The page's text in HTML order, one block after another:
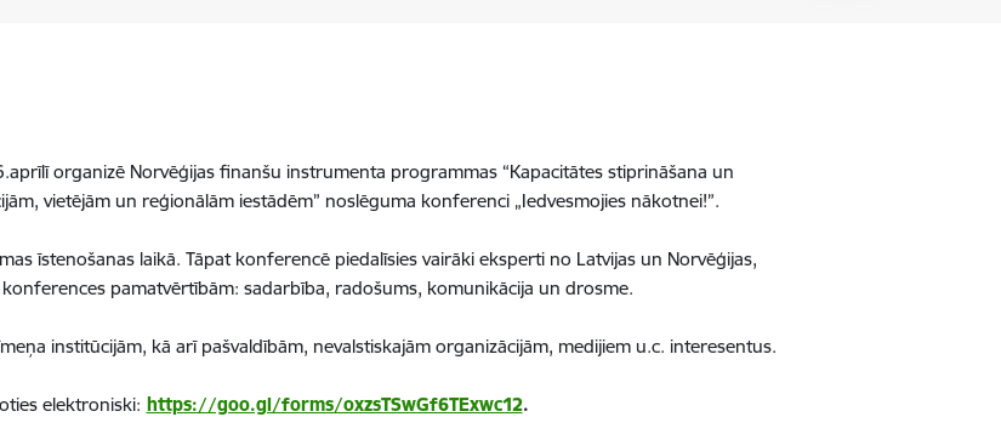
organizē Norvēģijas finanšu instrumenta programmas “Kapacitātes stiprināšana un
vietējām un reģionālām iestādēm” noslēguma konferenci „Iedvesmojies nākotnei!”.
īstenošanas laikā. Tāpat konferencē piedalīsies vairāki eksperti no Latvijas un Norvēģijas,
pamatvērtībām: sadarbība, radošums, komunikācija un drosme.
institūcijām, kā arī pašvaldībām, nevalstiskajām organizācijām, medijiem u.c. interesentus.
elektroniski: https://goo.gl/forms/oxzsTSwGf6TExwc12.